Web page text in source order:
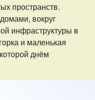
пространств.
вокруг
инфраструктуры в
и маленькая
днём